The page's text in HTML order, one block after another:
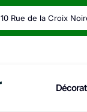
10 Rue de la Croix